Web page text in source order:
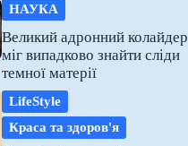
НАУКА
Великий адронний колайдер
міг випадково знайти сліди
темної матерії
LifeStyle
Краса та здоров'я